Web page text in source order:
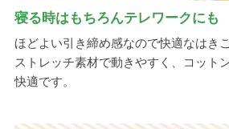
寝る時はもちろんテレワークにも
ほどよい引き締め感なので快適なはきご
ストレッチ素材で動きやすく、コット
快適です。